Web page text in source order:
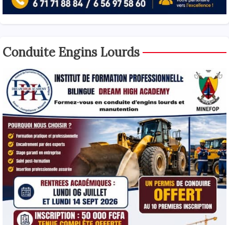
Conduite Engins Lourds